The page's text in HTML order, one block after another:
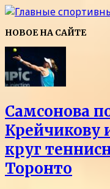
НОВОЕ НА САЙТЕ
Самсонова
Крейчикову
круг
Торонто